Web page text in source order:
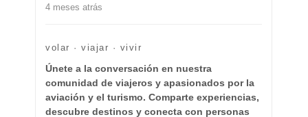
4 meses atrás
volar · viajar · vivir
Únete a la conversación en nuestra
comunidad de viajeros y apasionados por la
aviación y el turismo. Comparte experiencias,
descubre destinos y conecta con personas